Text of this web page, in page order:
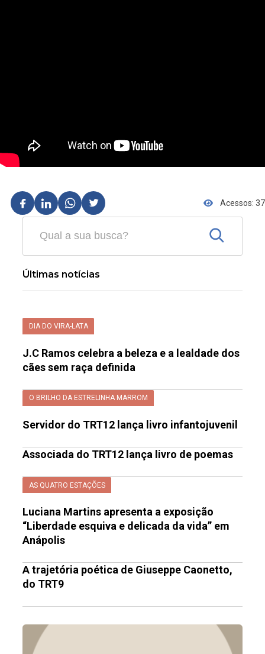
Acessos: 37
Últimas notícias
DIA DO VIRA-LATA
J.C Ramos celebra a beleza e a lealdade dos
cães sem raça definida
O BRILHO DA ESTRELINHA MARROM
Servidor do TRT12 lança livro infantojuvenil
Associada do TRT12 lança livro de poemas
AS QUATRO ESTAÇÕES
Luciana Martins apresenta a exposição
“Liberdade esquiva e delicada da vida” em
Anápolis
A trajetória poética de Giuseppe Caonetto,
do TRT9